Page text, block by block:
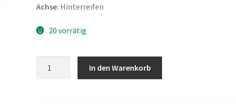
Achse: Hinterreifen
20 vorrätig
In den Warenkorb